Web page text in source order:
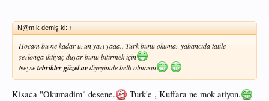
N@mık demiş ki: ↑
Hocam bu ne kadar uzun yazı yaaa.. Türk bunu okumaz yabancıda tatile
şezlonga ihtiyaç duyar bunu bitirmek için
Neysetebrikler güzel avdiyeyimde belli olmasın
Kisaca "Okumadim" desene. Turk'e , Kuffara ne mok atiyon.